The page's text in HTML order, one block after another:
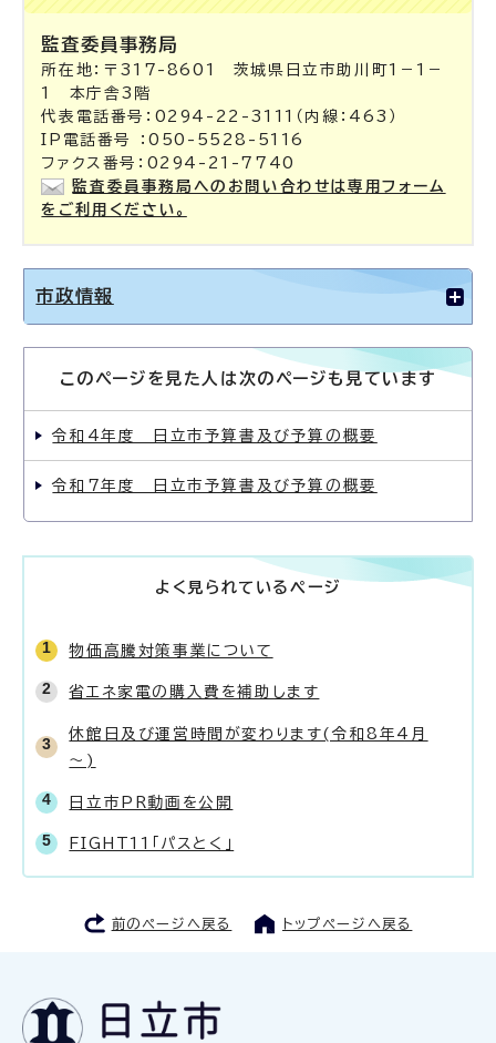
監査委員事務局
所在地：〒317-8601 茨城県日立市助川町1－1－
1 本庁舎3階
代表電話番号：0294-22-3111（内線：463）
IP電話番号 ：050-5528-5116
ファクス番号：0294-21-7740
監査委員事務局へのお問い合わせは専用フォーム
をご利用ください。
市政情報
このページを見た人は次のページも見ています
令和4年度 日立市予算書及び予算の概要
令和7年度 日立市予算書及び予算の概要
よく見られているページ
物価高騰対策事業について
省エネ家電の購入費を補助します
休館日及び運営時間が変わります(令和8年4月
～)
日立市PR動画を公開
FIGHT11「パスとく」
前のページへ戻る トップページへ戻る